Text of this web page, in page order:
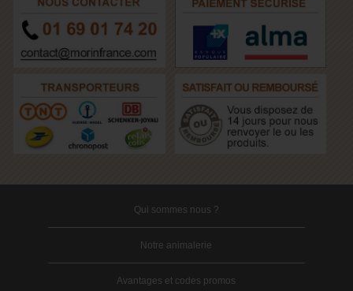
Qui sommes nous ?
Notre animalerie
Avantages et codes promos